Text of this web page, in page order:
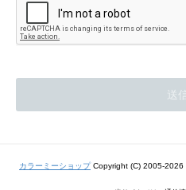
カラーミーショップCopyright (C) 2005-2026